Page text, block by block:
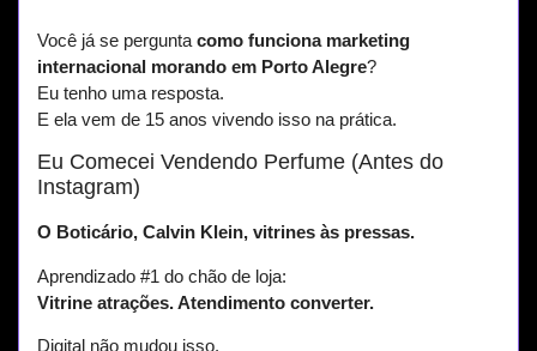
Você já se pergunta como funciona marketing
internacional morando em Porto Alegre?
Eu tenho uma resposta.
E ela vem de 15 anos vivendo isso na prática.
Eu Comecei Vendendo Perfume (Antes do
Instagram)
O Boticário, Calvin Klein, vitrines às pressas.
Aprendizado #1 do chão de loja:
Vitrine atrações. Atendimento converter.
Digital não mudou isso.